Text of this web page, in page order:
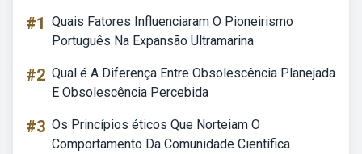
#1 Quais Fatores Influenciaram O Pioneirismo
Português Na Expansão Ultramarina
#2 Qual é A Diferença Entre Obsolescência Planejada
E Obsolescência Percebida
#3 Os Princípios éticos Que Norteiam O
Comportamento Da Comunidade Científica